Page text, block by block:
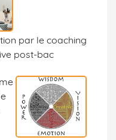
par le coaching
post-bac